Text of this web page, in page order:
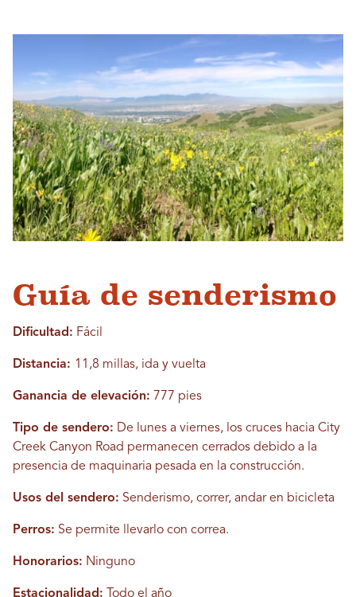
Guía de senderismo
Dificultad: Fácil
Distancia: 11,8 millas, ida y vuelta
Ganancia de elevación: 777 pies
Tipo de sendero: De lunes a viernes, los cruces hacia City
Creek Canyon Road permanecen cerrados debido a la
presencia de maquinaria pesada en la construcción.
Usos del sendero: Senderismo, correr, andar en bicicleta
Perros: Se permite llevarlo con correa.
Honorarios: Ninguno
Estacionalidad: Todo el año